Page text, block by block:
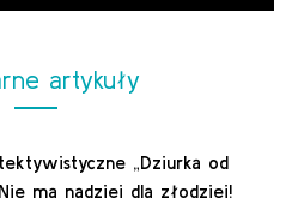
artykuły
„Dziurka od
ma nadziei dla złodziei!